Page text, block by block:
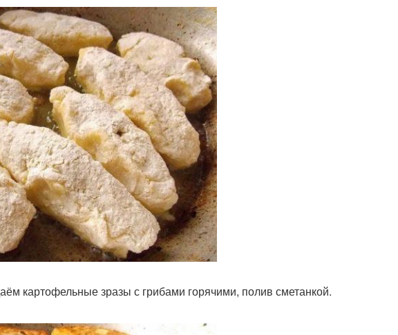
картофельные зразы с грибами горячими, полив сметанкой.